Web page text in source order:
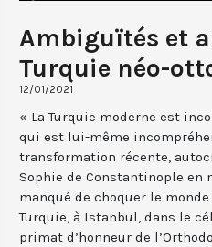
Ambiguïtés et
Turquie néo-
12/01/2021
« La Turquie moderne est
qui est lui-même
transformation récente,
Sophie de Constantinople en
manqué de choquer le
Turquie, à Istanbul, dans le
primat d’honneur de